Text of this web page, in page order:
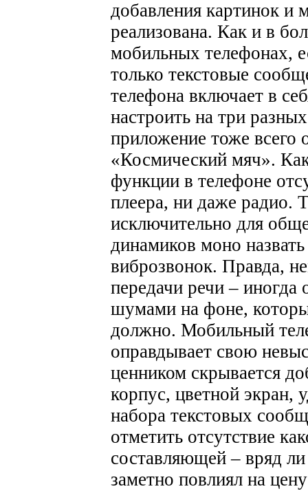
добавления картинок и
реализована. Как и в
мобильных телефонах,
только текстовые
телефона включает в
настроить на три
приложение тоже всего
«Космический мяч».
функции в телефоне
плеера, ни даже радио.
исключительно для
динамиков моно
виброзвонок. Правда,
передачи речи – иногда
шумами на фоне,
должно. Мобильный
оправдывает свою
ценником скрывается
корпус, цветной экран,
набора текстовых
отметить отсутствие
составляющей – вряд
заметно повлиял на